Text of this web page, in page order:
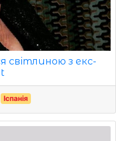
світлиною з екс-
Іспанія